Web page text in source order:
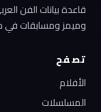
قاعدة بيانات الفن
وميمز ومسابقات في
تصفح
الأفلام
المسلسلات